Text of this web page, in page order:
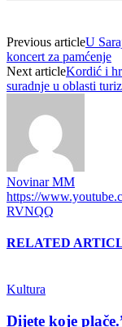
Previous articleU
koncert za pamćenje
Next articleKordić i
suradnje u oblasti
Novinar MM
https://
RVNQQ
RELATED
Kultura
Dijete koje